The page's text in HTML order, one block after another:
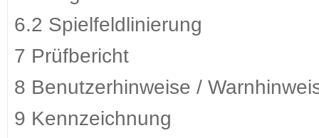
6.2 Spielfeldlinierung
7 Prüfbericht
8 Benutzerhinweise /
9 Kennzeichnung